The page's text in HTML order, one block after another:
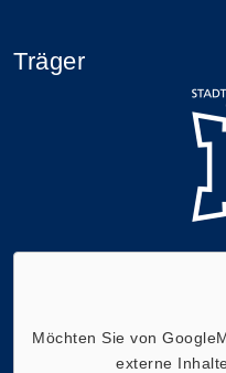
Träger
Möchten Sie von
externe